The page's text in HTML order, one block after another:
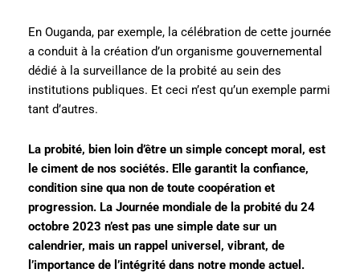
En Ouganda, par exemple, la célébration de cette journée
a conduit à la création d’un organisme gouvernemental
dédié à la surveillance de la probité au sein des
institutions publiques. Et ceci n’est qu’un exemple parmi
tant d’autres.
La probité, bien loin d’être un simple concept moral, est
le ciment de nos sociétés. Elle garantit la confiance,
condition sine qua non de toute coopération et
progression. La Journée mondiale de la probité du 24
octobre 2023 n’est pas une simple date sur un
calendrier, mais un rappel universel, vibrant, de
l’importance de l’intégrité dans notre monde actuel.